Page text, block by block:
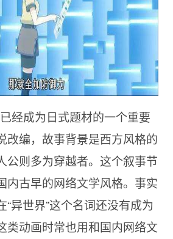
经成为日式题材的一个重要
改编，故事背景是西方风格的
公则多为穿越者。这个叙事节
内古早的网络文学风格。事实
“异世界”这个名词还没有成为
类动画时常也用和国内网络文